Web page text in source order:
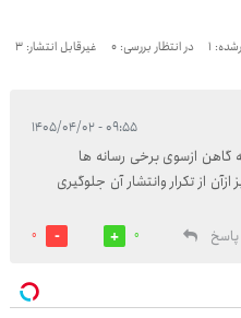
1 در انتظار بررسی: 0 غیرقابل انتشار: 3
۰۹:۵۵ - ۱۴۰۵/۰۴/۰۲
ازسوی برخی رسانه ها
از تکرار وانتشار آن جلوگیری
پاسخ
0
0